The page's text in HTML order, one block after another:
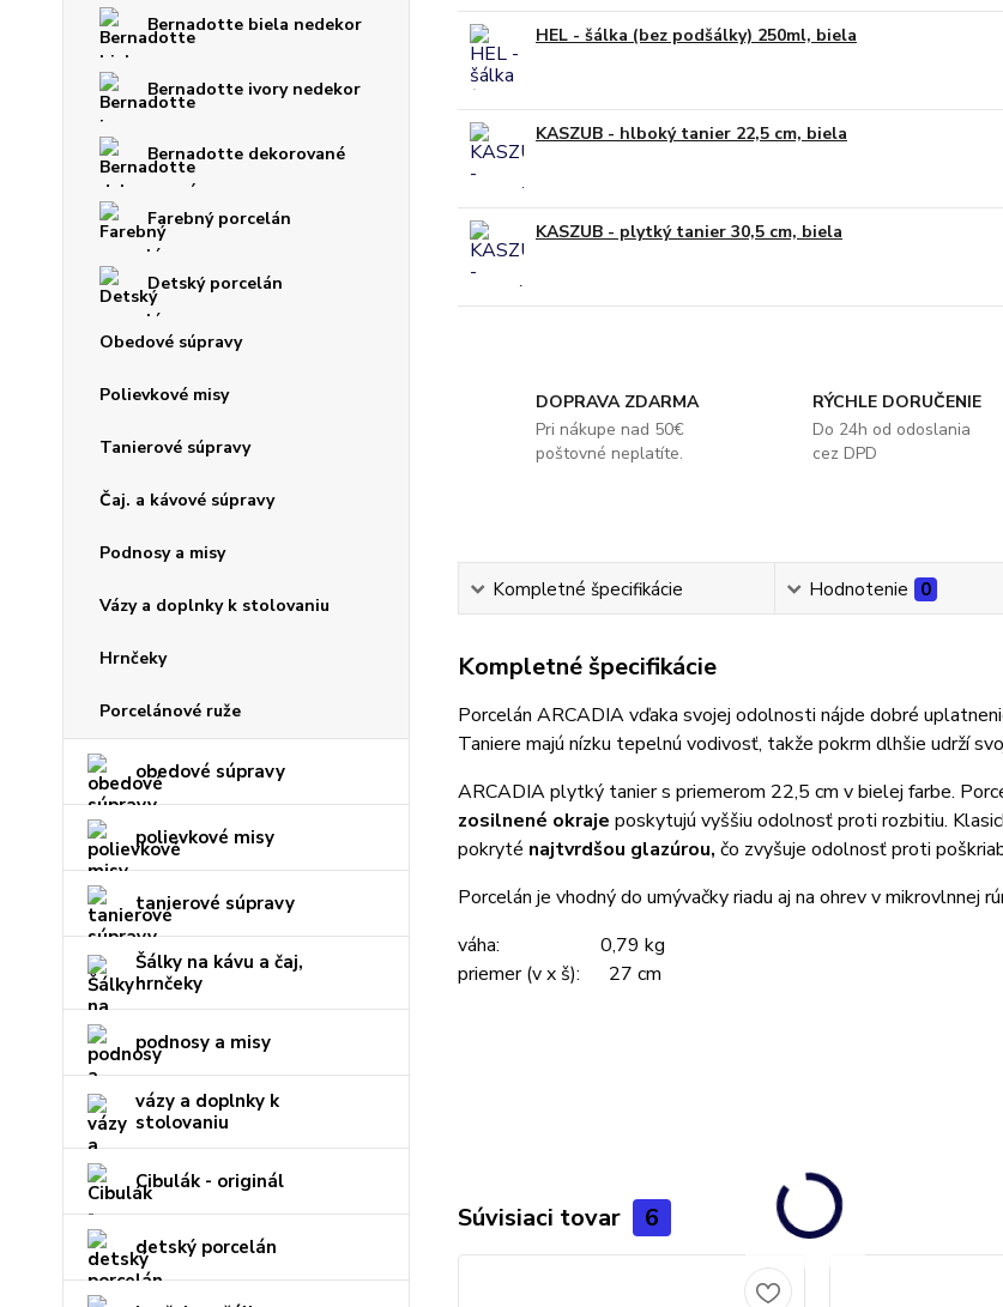
Bernadotte biela nedekor
Bernadotte ivory nedekor
Bernadotte dekorované
Farebný porcelán
Detský porcelán
Obedové súpravy
Polievkové misy
Tanierové súpravy
Čaj. a kávové súpravy
Podnosy a misy
Vázy a doplnky k stolovaniu
Hrnčeky
Porcelánové ruže
obedové súpravy
polievkové misy
tanierové súpravy
Šálky na kávu a čaj,
hrnčeky
podnosy a misy
vázy a doplnky k
stolovaniu
Cibulák - originál
detský porcelán
HEL - šálka (bez podšálky) 250ml, biela
KASZUB - hlboký tanier 22,5 cm, biela
KASZUB - plytký tanier 30,5 cm, biela
DOPRAVA ZDARMA
Pri nákupe nad 50€
poštovné neplatíte.
RÝCHLE DORUČENIE
Do 24h od odoslania
cez DPD
Kompletné špecifikácie Hodnotenie 0
Kompletné špecifikácie
Porcelán ARCADIA vďaka svojej odolnosti nájde dobré
Taniere majú nízku tepelnú vodivosť, takže pokrm dlhšie udrží
ARCADIA plytký tanier s priemerom 22,5 cm v bielej farbe.
zosilnené okraje poskytujú vyššiu odolnosť proti rozbitiu.
pokryté najtvrdšou glazúrou, čo zvyšuje odolnosť proti
Porcelán je vhodný do umývačky riadu aj na ohrev v mikrovlnnej
váha: 0,79 kg
priemer (v x š): 27 cm
Súvisiaci tovar 6